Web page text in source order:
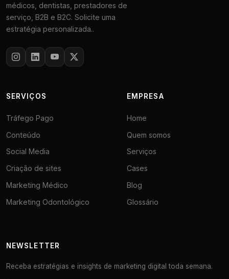
médicos, dentistas, prestadores de
serviço, B2B e B2C. Solicite uma
estratégia personalizada..
SERVIÇOS
Tráfego Pago
Conteúdo
Social Media
Criação de sites
Marketing Médico
Marketing Odontológico
EMPRESA
Home
Quem somos
Serviços
Cases
Blog
Glossário
NEWSLETTER
Receba estratégias e insights de marketing digital toda semana.